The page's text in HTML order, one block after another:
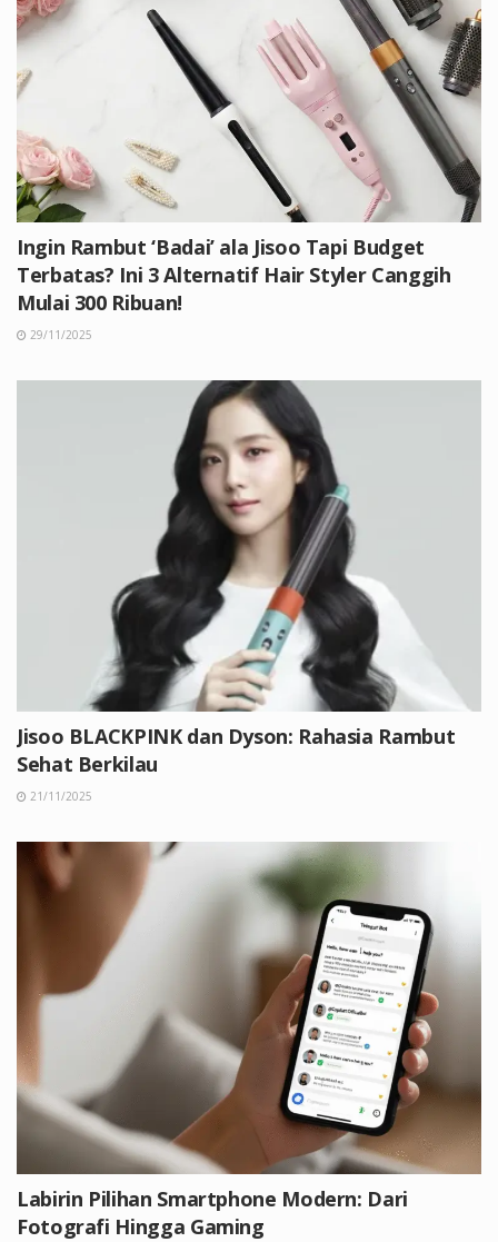
Ingin Rambut ‘Badai’ ala Jisoo Tapi Budget
Terbatas? Ini 3 Alternatif Hair Styler Canggih
Mulai 300 Ribuan!
29/11/2025
Jisoo BLACKPINK dan Dyson: Rahasia Rambut
Sehat Berkilau
21/11/2025
Labirin Pilihan Smartphone Modern: Dari
Fotografi Hingga Gaming